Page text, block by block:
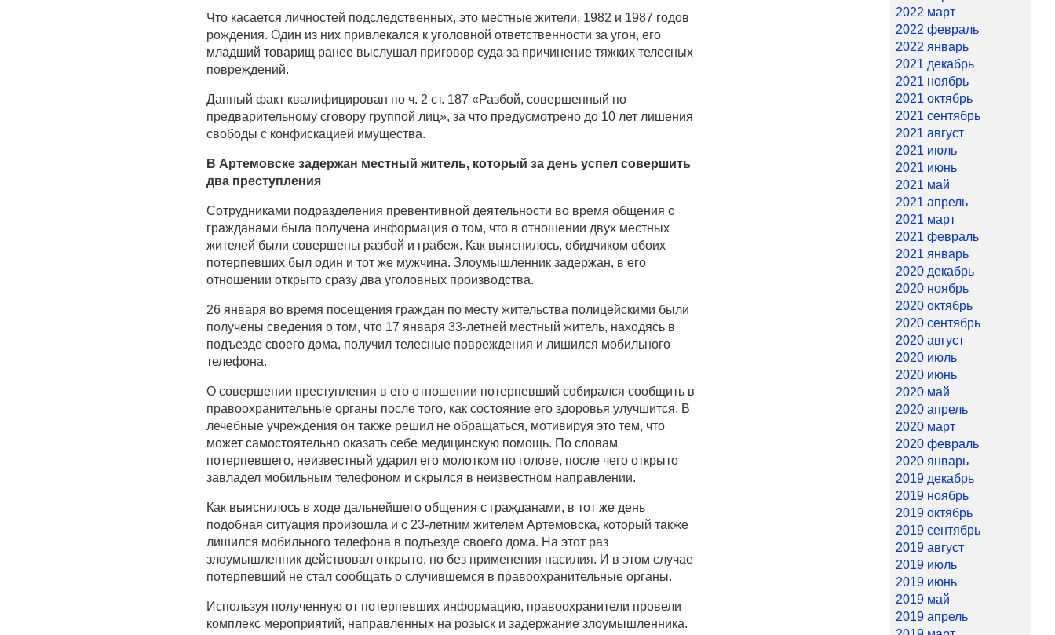
Что касается личностей подследственных, это местные жители, 1982 и 1987 годов
рождения. Один из них привлекался к уголовной ответственности за угон, его
младший товарищ ранее выслушал приговор суда за причинение тяжких телесных
повреждений.
Данный факт квалифицирован по ч. 2 ст. 187 «Разбой, совершенный по
предварительному сговору группой лиц», за что предусмотрено до 10 лет лишения
свободы с конфискацией имущества.
В Артемовске задержан местный житель, который за день успел совершить
два преступления
Сотрудниками подразделения превентивной деятельности во время общения с
гражданами была получена информация о том, что в отношении двух местных
жителей были совершены разбой и грабеж. Как выяснилось, обидчиком обоих
потерпевших был один и тот же мужчина. Злоумышленник задержан, в его
отношении открыто сразу два уголовных производства.
26 января во время посещения граждан по месту жительства полицейскими были
получены сведения о том, что 17 января 33-летней местный житель, находясь в
подъезде своего дома, получил телесные повреждения и лишился мобильного
телефона.
О совершении преступления в его отношении потерпевший собирался сообщить в
правоохранительные органы после того, как состояние его здоровья улучшится. В
лечебные учреждения он также решил не обращаться, мотивируя это тем, что
может самостоятельно оказать себе медицинскую помощь. По словам
потерпевшего, неизвестный ударил его молотком по голове, после чего открыто
завладел мобильным телефоном и скрылся в неизвестном направлении.
Как выяснилось в ходе дальнейшего общения с гражданами, в тот же день
подобная ситуация произошла и с 23-летним жителем Артемовска, который также
лишился мобильного телефона в подъезде своего дома. На этот раз
злоумышленник действовал открыто, но без применения насилия. И в этом случае
потерпевший не стал сообщать о случившемся в правоохранительные органы.
Используя полученную от потерпевших информацию, правоохранители провели
комплекс мероприятий, направленных на розыск и задержание злоумышленника.
2022 март
2022 февраль
2022 январь
2021 декабрь
2021 ноябрь
2021 октябрь
2021 сентябрь
2021 август
2021 июль
2021 июнь
2021 май
2021 апрель
2021 март
2021 февраль
2021 январь
2020 декабрь
2020 ноябрь
2020 октябрь
2020 сентябрь
2020 август
2020 июль
2020 июнь
2020 май
2020 апрель
2020 март
2020 февраль
2020 январь
2019 декабрь
2019 ноябрь
2019 октябрь
2019 сентябрь
2019 август
2019 июль
2019 июнь
2019 май
2019 апрель